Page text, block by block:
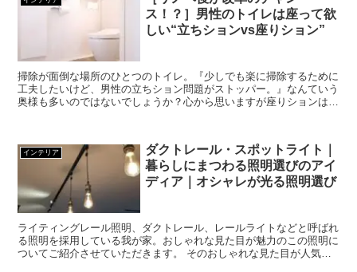
ス！？］男性のトイレは座って欲
しい“立ちションvs座りション”
掃除が面倒な場所のひとつのトイレ。『少しでも楽に掃除するために
工夫したいけど、男性の立ちション問題がストッパー。』なんていう
奥様も多いのではないでしょうか？心から思いますが座りションはメ
インテリア
ダクトレール・スポットライト｜
暮らしにまつわる照明選びのアイ
ディア｜オシャレが光る照明選び
ライティングレール照明、ダクトレール、レールライトなどと呼ばれ
る照明を採用している我が家。おしゃれな見た目が魅力のこの照明に
ついてご紹介させていただきます。 そのおしゃれな見た目が人気の